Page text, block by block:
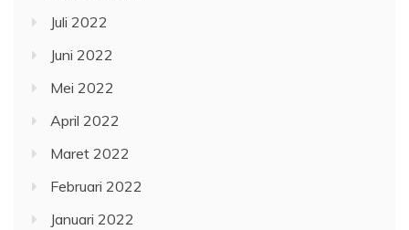
Juli 2022
Juni 2022
Mei 2022
April 2022
Maret 2022
Februari 2022
Januari 2022